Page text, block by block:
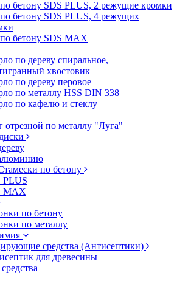
бетону SDS PLUS, 2 режущие кромки
бетону SDS PLUS, 4 режущих
бетону SDS MAX
по дереву спиральное,
хвостовик
по дереву перовое
по металлу HSS DIN 338
по кафелю и стеклу
отрезной по металлу "Луга"
по бетону
PLUS
MAX
по бетону
по металлу
средства (Антисептики)
для древесины